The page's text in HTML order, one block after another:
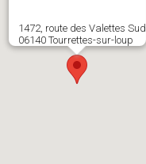
1472, route des Valettes Sud
06140 Tourrettes-sur-loup